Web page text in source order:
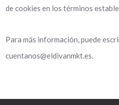
de cookies en los términos
Para más información, puede
cuentanos@eldivanmkt.es.